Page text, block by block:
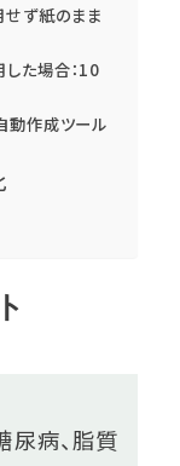
ず紙のまま
た場合：10
動作成ツール
尿病、脂質